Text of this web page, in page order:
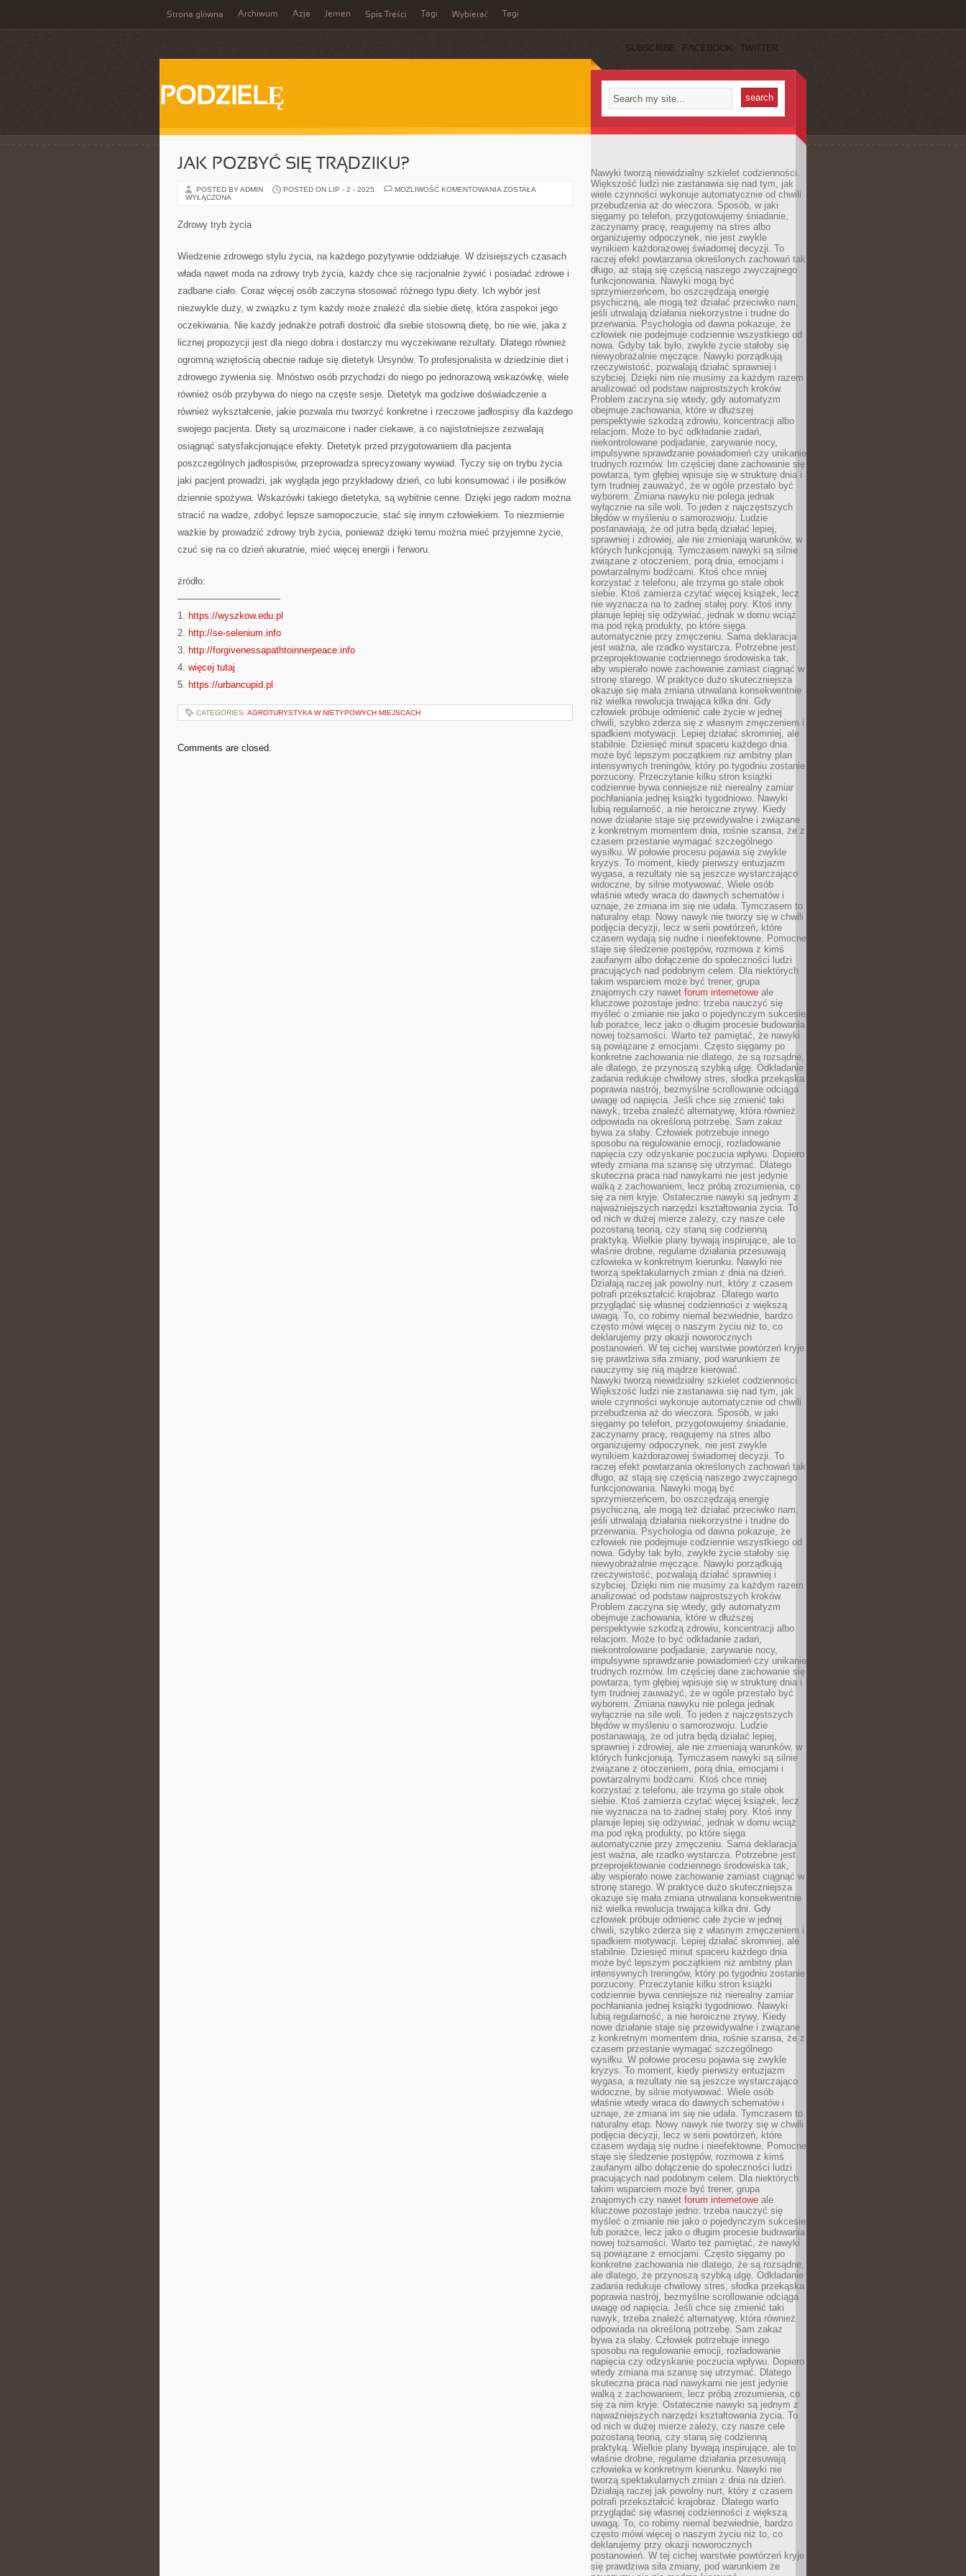
Strona główna Archiwum Azja Jemen Spis Treści Tagi Wybierać Tagi
SUBSCRIBE FACEBOOK TWITTER
PODZIELĘ
JAK POZBYĆ SIĘ TRĄDZIKU?
POSTED BY ADMIN POSTED ON LIP - 2 - 2025 MOŻLIWOŚĆ KOMENTOWANIA JAK
ZOSTAŁA
WYŁĄCZONA
Zdrowy tryb życia
Wiedzenie zdrowego stylu życia, na każdego pozytywnie oddziałuje. W dzisiejszych czasach
włada nawet moda na zdrowy tryb życia, każdy chce się racjonalnie żywić i posiadać zdrowe i
zadbane ciało. Coraz więcej osób zaczyna stosować różnego typu diety. Ich wybór jest
niezwykle duży, w związku z tym każdy może znaleźć dla siebie dietę, która zaspokoi jego
oczekiwania. Nie każdy jednakże potrafi dostroić dla siebie stosowną dietę, bo nie wie, jaka z
licznej propozycji jest dla niego dobra i dostarczy mu wyczekiwane rezultaty. Dlatego również
ogromną wziętością obecnie raduje się dietetyk Ursynów. To profesjonalista w dziedzinie diet i
zdrowego żywienia się. Mnóstwo osób przychodzi do niego po jednorazową wskazówkę, wiele
również osób przybywa do niego na częste sesje. Dietetyk ma godziwe doświadczenie a
również wykształcenie, jakie pozwala mu tworzyć konkretne i rzeczowe jadłospisy dla każdego
swojego pacjenta. Diety są urozmaicone i nader ciekawe, a co najistotniejsze zezwalają
osiągnąć satysfakcjonujące efekty. Dietetyk przed przygotowaniem dla pacjenta
poszczególnych jadłospisów, przeprowadza sprecyzowany wywiad. Tyczy się on trybu życia
jaki pacjent prowadzi, jak wygląda jego przykładowy dzień, co lubi konsumować i ile posiłków
dziennie spożywa. Wskazówki takiego dietetyka, są wybitnie cenne. Dzięki jego radom można
stracić na wadze, zdobyć lepsze samopoczucie, stać się innym człowiekiem. To niezmiernie
ważkie by prowadzić zdrowy tryb życia, ponieważ dzięki temu można mieć przyjemne życie,
czuć się na co dzień akuratnie, mieć więcej energii i ferworu.
źródło:
———————————
1. https://wyszkow.edu.pl
2. http://se-selenium.info
3. http://forgivenessapathtoinnerpeace.info
4. więcej tutaj
5. https://urbancupid.pl
CATEGORIES: AGROTURYSTYKA W NIETYPOWYCH MIEJSCACH
Comments are closed.
Nawyki tworzą niewidzialny szkielet codzienności.
Większość ludzi nie zastanawia się nad tym, jak
wiele czynności wykonuje automatycznie od chwili
przebudzenia aż do wieczora. Sposób, w jaki
sięgamy po telefon, przygotowujemy śniadanie,
zaczynamy pracę, reagujemy na stres albo
organizujemy odpoczynek, nie jest zwykle
wynikiem każdorazowej świadomej decyzji. To
raczej efekt powtarzania określonych zachowań tak
długo, aż stają się częścią naszego zwyczajnego
funkcjonowania. Nawyki mogą być
sprzymierzeńcem, bo oszczędzają energię
psychiczną, ale mogą też działać przeciwko nam,
jeśli utrwalają działania niekorzystne i trudne do
przerwania. Psychologia od dawna pokazuje, że
człowiek nie podejmuje codziennie wszystkiego od
nowa. Gdyby tak było, zwykłe życie stałoby się
niewyobrażalnie męczące. Nawyki porządkują
rzeczywistość, pozwalają działać sprawniej i
szybciej. Dzięki nim nie musimy za każdym razem
analizować od podstaw najprostszych kroków.
Problem zaczyna się wtedy, gdy automatyzm
obejmuje zachowania, które w dłuższej
perspektywie szkodzą zdrowiu, koncentracji albo
relacjom. Może to być odkładanie zadań,
niekontrolowane podjadanie, zarywanie nocy,
impulsywne sprawdzanie powiadomień czy unikanie
trudnych rozmów. Im częściej dane zachowanie się
powtarza, tym głębiej wpisuje się w strukturę dnia i
tym trudniej zauważyć, że w ogóle przestało być
wyborem. Zmiana nawyku nie polega jednak
wyłącznie na sile woli. To jeden z najczęstszych
błędów w myśleniu o samorozwoju. Ludzie
postanawiają, że od jutra będą działać lepiej,
sprawniej i zdrowiej, ale nie zmieniają warunków, w
których funkcjonują. Tymczasem nawyki są silnie
związane z otoczeniem, porą dnia, emocjami i
powtarzalnymi bodźcami. Ktoś chce mniej
korzystać z telefonu, ale trzyma go stale obok
siebie. Ktoś zamierza czytać więcej książek, lecz
nie wyznacza na to żadnej stałej pory. Ktoś inny
planuje lepiej się odżywiać, jednak w domu wciąż
ma pod ręką produkty, po które sięga
automatycznie przy zmęczeniu. Sama deklaracja
jest ważna, ale rzadko wystarcza. Potrzebne jest
przeprojektowanie codziennego środowiska tak,
aby wspierało nowe zachowanie zamiast ciągnąć w
stronę starego. W praktyce dużo skuteczniejsza
okazuje się mała zmiana utrwalana konsekwentnie
niż wielka rewolucja trwająca kilka dni. Gdy
człowiek próbuje odmienić całe życie w jednej
chwili, szybko zderza się z własnym zmęczeniem i
spadkiem motywacji. Lepiej działać skromniej, ale
stabilnie. Dziesięć minut spaceru każdego dnia
może być lepszym początkiem niż ambitny plan
intensywnych treningów, który po tygodniu zostanie
porzucony. Przeczytanie kilku stron książki
codziennie bywa cenniejsze niż nierealny zamiar
pochłaniania jednej książki tygodniowo. Nawyki
lubią regularność, a nie heroiczne zrywy. Kiedy
nowe działanie staje się przewidywalne i związane
z konkretnym momentem dnia, rośnie szansa, że z
czasem przestanie wymagać szczególnego
wysiłku. W połowie procesu pojawia się zwykle
kryzys. To moment, kiedy pierwszy entuzjazm
wygasa, a rezultaty nie są jeszcze wystarczająco
widoczne, by silnie motywować. Wiele osób
właśnie wtedy wraca do dawnych schematów i
uznaje, że zmiana im się nie udała. Tymczasem to
naturalny etap. Nowy nawyk nie tworzy się w chwili
podjęcia decyzji, lecz w serii powtórzeń, które
czasem wydają się nudne i nieefektowne. Pomocne
staje się śledzenie postępów, rozmowa z kimś
zaufanym albo dołączenie do społeczności ludzi
pracujących nad podobnym celem. Dla niektórych
takim wsparciem może być trener, grupa
znajomych czy nawet forum internetowe ale
kluczowe pozostaje jedno: trzeba nauczyć się
myśleć o zmianie nie jako o pojedynczym sukcesie
lub porażce, lecz jako o długim procesie budowania
nowej tożsamości. Warto też pamiętać, że nawyki
są powiązane z emocjami. Często sięgamy po
konkretne zachowania nie dlatego, że są rozsądne,
ale dlatego, że przynoszą szybką ulgę. Odkładanie
zadania redukuje chwilowy stres, słodka przekąska
poprawia nastrój, bezmyślne scrollowanie odciąga
uwagę od napięcia. Jeśli chce się zmienić taki
nawyk, trzeba znaleźć alternatywę, która również
odpowiada na określoną potrzebę. Sam zakaz
bywa za słaby. Człowiek potrzebuje innego
sposobu na regulowanie emocji, rozładowanie
napięcia czy odzyskanie poczucia wpływu. Dopiero
wtedy zmiana ma szansę się utrzymać. Dlatego
skuteczna praca nad nawykami nie jest jedynie
walką z zachowaniem, lecz próbą zrozumienia, co
się za nim kryje. Ostatecznie nawyki są jednym z
najważniejszych narzędzi kształtowania życia. To
od nich w dużej mierze zależy, czy nasze cele
pozostaną teorią, czy staną się codzienną
praktyką. Wielkie plany bywają inspirujące, ale to
właśnie drobne, regularne działania przesuwają
człowieka w konkretnym kierunku. Nawyki nie
tworzą spektakularnych zmian z dnia na dzień.
Działają raczej jak powolny nurt, który z czasem
potrafi przekształcić krajobraz. Dlatego warto
przyglądać się własnej codzienności z większą
uwagą. To, co robimy niemal bezwiednie, bardzo
często mówi więcej o naszym życiu niż to, co
deklarujemy przy okazji noworocznych
postanowień. W tej cichej warstwie powtórzeń kryje
się prawdziwa siła zmiany, pod warunkiem że
nauczymy się nią mądrze kierować.
Nawyki tworzą niewidzialny szkielet codzienności.
Większość ludzi nie zastanawia się nad tym, jak
wiele czynności wykonuje automatycznie od chwili
przebudzenia aż do wieczora. Sposób, w jaki
sięgamy po telefon, przygotowujemy śniadanie,
zaczynamy pracę, reagujemy na stres albo
organizujemy odpoczynek, nie jest zwykle
wynikiem każdorazowej świadomej decyzji. To
raczej efekt powtarzania określonych zachowań tak
długo, aż stają się częścią naszego zwyczajnego
funkcjonowania. Nawyki mogą być
sprzymierzeńcem, bo oszczędzają energię
psychiczną, ale mogą też działać przeciwko nam,
jeśli utrwalają działania niekorzystne i trudne do
przerwania. Psychologia od dawna pokazuje, że
człowiek nie podejmuje codziennie wszystkiego od
nowa. Gdyby tak było, zwykłe życie stałoby się
niewyobrażalnie męczące. Nawyki porządkują
rzeczywistość, pozwalają działać sprawniej i
szybciej. Dzięki nim nie musimy za każdym razem
analizować od podstaw najprostszych kroków.
Problem zaczyna się wtedy, gdy automatyzm
obejmuje zachowania, które w dłuższej
perspektywie szkodzą zdrowiu, koncentracji albo
relacjom. Może to być odkładanie zadań,
niekontrolowane podjadanie, zarywanie nocy,
impulsywne sprawdzanie powiadomień czy unikanie
trudnych rozmów. Im częściej dane zachowanie się
powtarza, tym głębiej wpisuje się w strukturę dnia i
tym trudniej zauważyć, że w ogóle przestało być
wyborem. Zmiana nawyku nie polega jednak
wyłącznie na sile woli. To jeden z najczęstszych
błędów w myśleniu o samorozwoju. Ludzie
postanawiają, że od jutra będą działać lepiej,
sprawniej i zdrowiej, ale nie zmieniają warunków, w
których funkcjonują. Tymczasem nawyki są silnie
związane z otoczeniem, porą dnia, emocjami i
powtarzalnymi bodźcami. Ktoś chce mniej
korzystać z telefonu, ale trzyma go stale obok
siebie. Ktoś zamierza czytać więcej książek, lecz
nie wyznacza na to żadnej stałej pory. Ktoś inny
planuje lepiej się odżywiać, jednak w domu wciąż
ma pod ręką produkty, po które sięga
automatycznie przy zmęczeniu. Sama deklaracja
jest ważna, ale rzadko wystarcza. Potrzebne jest
przeprojektowanie codziennego środowiska tak,
aby wspierało nowe zachowanie zamiast ciągnąć w
stronę starego. W praktyce dużo skuteczniejsza
okazuje się mała zmiana utrwalana konsekwentnie
niż wielka rewolucja trwająca kilka dni. Gdy
człowiek próbuje odmienić całe życie w jednej
chwili, szybko zderza się z własnym zmęczeniem i
spadkiem motywacji. Lepiej działać skromniej, ale
stabilnie. Dziesięć minut spaceru każdego dnia
może być lepszym początkiem niż ambitny plan
intensywnych treningów, który po tygodniu zostanie
porzucony. Przeczytanie kilku stron książki
codziennie bywa cenniejsze niż nierealny zamiar
pochłaniania jednej książki tygodniowo. Nawyki
lubią regularność, a nie heroiczne zrywy. Kiedy
nowe działanie staje się przewidywalne i związane
z konkretnym momentem dnia, rośnie szansa, że z
czasem przestanie wymagać szczególnego
wysiłku. W połowie procesu pojawia się zwykle
kryzys. To moment, kiedy pierwszy entuzjazm
wygasa, a rezultaty nie są jeszcze wystarczająco
widoczne, by silnie motywować. Wiele osób
właśnie wtedy wraca do dawnych schematów i
uznaje, że zmiana im się nie udała. Tymczasem to
naturalny etap. Nowy nawyk nie tworzy się w chwili
podjęcia decyzji, lecz w serii powtórzeń, które
czasem wydają się nudne i nieefektowne. Pomocne
staje się śledzenie postępów, rozmowa z kimś
zaufanym albo dołączenie do społeczności ludzi
pracujących nad podobnym celem. Dla niektórych
takim wsparciem może być trener, grupa
znajomych czy nawet forum internetowe ale
kluczowe pozostaje jedno: trzeba nauczyć się
myśleć o zmianie nie jako o pojedynczym sukcesie
lub porażce, lecz jako o długim procesie budowania
nowej tożsamości. Warto też pamiętać, że nawyki
są powiązane z emocjami. Często sięgamy po
konkretne zachowania nie dlatego, że są rozsądne,
ale dlatego, że przynoszą szybką ulgę. Odkładanie
zadania redukuje chwilowy stres, słodka przekąska
poprawia nastrój, bezmyślne scrollowanie odciąga
uwagę od napięcia. Jeśli chce się zmienić taki
nawyk, trzeba znaleźć alternatywę, która również
odpowiada na określoną potrzebę. Sam zakaz
bywa za słaby. Człowiek potrzebuje innego
sposobu na regulowanie emocji, rozładowanie
napięcia czy odzyskanie poczucia wpływu. Dopiero
wtedy zmiana ma szansę się utrzymać. Dlatego
skuteczna praca nad nawykami nie jest jedynie
walką z zachowaniem, lecz próbą zrozumienia, co
się za nim kryje. Ostatecznie nawyki są jednym z
najważniejszych narzędzi kształtowania życia. To
od nich w dużej mierze zależy, czy nasze cele
pozostaną teorią, czy staną się codzienną
praktyką. Wielkie plany bywają inspirujące, ale to
właśnie drobne, regularne działania przesuwają
człowieka w konkretnym kierunku. Nawyki nie
tworzą spektakularnych zmian z dnia na dzień.
Działają raczej jak powolny nurt, który z czasem
potrafi przekształcić krajobraz. Dlatego warto
przyglądać się własnej codzienności z większą
uwagą. To, co robimy niemal bezwiednie, bardzo
często mówi więcej o naszym życiu niż to, co
deklarujemy przy okazji noworocznych
postanowień. W tej cichej warstwie powtórzeń kryje
się prawdziwa siła zmiany, pod warunkiem że